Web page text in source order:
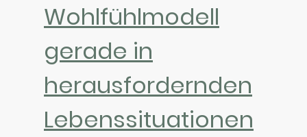
Wohlfühlmodell
gerade in
herausfordernden
Lebenssituationen